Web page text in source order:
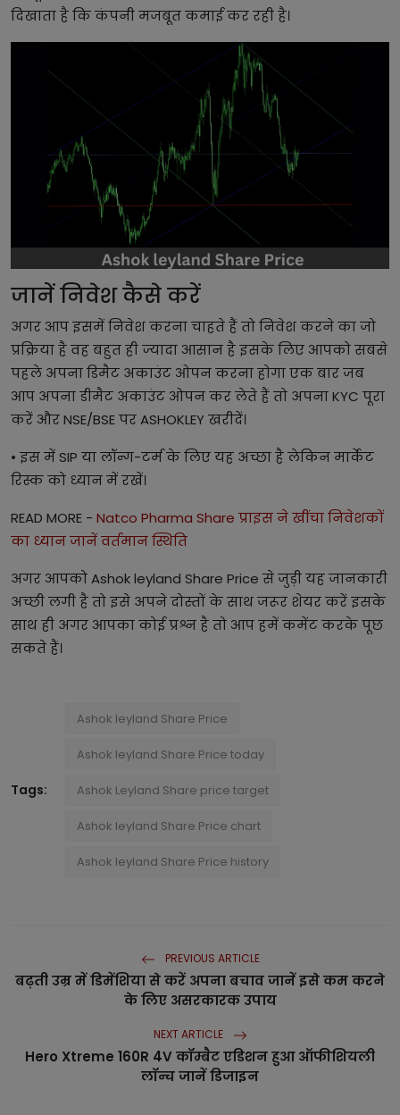
दिखाता है कि कंपनी मजबूत कमाई कर रही है।
जानें निवेश कैसे करें
अगर आप इसमें निवेश करना चाहते हैं तो निवेश करने का जो
प्रक्रिया है वह बहुत ही ज्यादा आसान है इसके लिए आपको सबसे
पहले अपना डिमैट अकाउंट ओपन करना होगा एक बार जब
आप अपना डीमैट अकाउंट ओपन कर लेते हैं तो अपना KYC पूरा
करें और NSE/BSE पर ASHOKLEY खरीदें।
• इस में SIP या लॉन्ग-टर्म के लिए यह अच्छा है लेकिन मार्केट
रिस्क को ध्यान में रखें।
READ MORE - Natco Pharma Share प्राइस ने खींचा निवेशकों
का ध्यान जानें वर्तमान स्थिति
अगर आपको Ashok leyland Share Price से जुड़ी यह जानकारी
अच्छी लगी है तो इसे अपने दोस्तों के साथ जरूर शेयर करें इसके
साथ ही अगर आपका कोई प्रश्न है तो आप हमें कमेंट करके पूछ
सकते हैं।
Tags:
Ashok leyland Share Price
Ashok leyland Share Price today
Ashok Leyland Share price target
Ashok leyland Share Price chart
Ashok leyland Share Price history
PREVIOUS ARTICLE
बढ़ती उम्र में डिमेंशिया से करें अपना बचाव जानें इसे कम करने
के लिए असरकारक उपाय
NEXT ARTICLE
Hero Xtreme 160R 4V कॉम्बैट एडिशन हुआ ऑफीशियली
लॉन्च जानें डिजाइन